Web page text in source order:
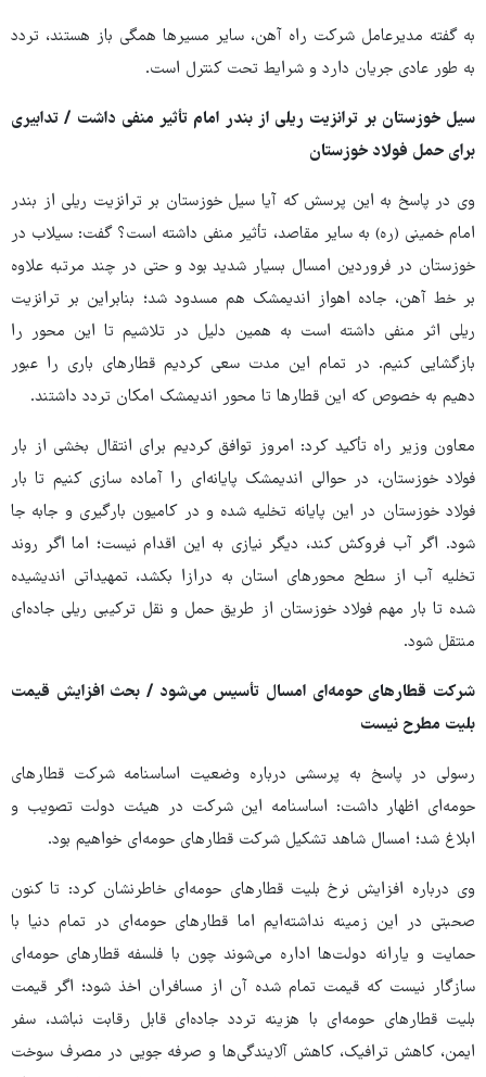
به گفته مدیرعامل شرکت راه آهن، سایر مسیرها همگی باز هستند، تردد
به طور عادی جریان دارد و شرایط تحت کنترل است.
سیل خوزستان بر ترانزیت ریلی از بندر امام تأثیر منفی داشت / ‏تدابیری‬
برای حمل فولاد خوزستان
وی در پاسخ به این پرسش که آیا سیل خوزستان بر ترانزیت ریلی از بندر
امام خمینی (ره) به سایر مقاصد، تأثیر منفی داشته است؟ گفت: سیلاب در
خوزستان در فروردین امسال بسیار شدید بود و حتی در چند مرتبه علاوه
بر خط آهن، جاده اهواز اندیمشک هم مسدود شد؛ بنابراین بر ترانزیت
ریلی اثر منفی داشته است به همین دلیل در تلاشیم تا این محور را
بازگشایی کنیم. در تمام این مدت سعی کردیم قطارهای باری را عبور
دهیم به خصوص که این قطارها تا محور اندیمشک امکان تردد داشتند.
معاون وزیر راه تأکید کرد: امروز توافق کردیم برای انتقال بخشی از بار
فولاد خوزستان، در حوالی اندیمشک پایانه‌ای را آماده سازی کنیم تا بار
فولاد خوزستان در این پایانه تخلیه شده و در کامیون بارگیری و جابه جا
شود. اگر آب فروکش کند، دیگر نیازی به این اقدام نیست؛ اما اگر روند
تخلیه آب از سطح محورهای استان به درازا بکشد، تمهیداتی اندیشیده
شده تا بار مهم فولاد خوزستان از طریق حمل و نقل ترکیبی ریلی جاده‌ای
منتقل شود.
شرکت قطارهای حومه‌ای امسال تأسیس می‌شود / بحث افزایش قیمت
بلیت مطرح نیست
رسولی در پاسخ به پرسشی درباره وضعیت اساسنامه شرکت قطارهای
حومه‌ای اظهار داشت: اساسنامه این شرکت در هیئت دولت تصویب و
ابلاغ شد؛ امسال شاهد تشکیل شرکت قطارهای حومه‌ای خواهیم بود.
وی درباره افزایش نرخ بلیت قطارهای حومه‌ای خاطرنشان کرد: تا کنون
صحبتی در این زمینه نداشته‌ایم اما قطارهای حومه‌ای در تمام دنیا با
حمایت و یارانه دولت‌ها اداره می‌شوند چون با فلسفه قطارهای حومه‌ای
سازگار نیست که قیمت تمام شده آن از مسافران اخذ شود؛ اگر قیمت
بلیت قطارهای حومه‌ای با هزینه تردد جاده‌ای قابل رقابت نباشد، سفر
ایمن، کاهش ترافیک، کاهش آلایندگی‌ها و صرفه جویی در مصرف سوخت